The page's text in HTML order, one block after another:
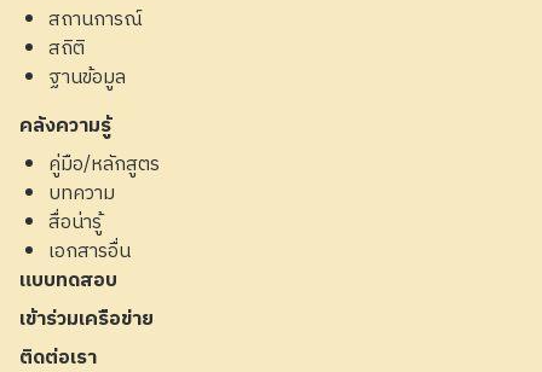
สถานการณ์
สถิติ
ฐานข้อมูล
คลังความรู้
คู่มือ/หลักสูตร
บทความ
สื่อน่ารู้
เอกสารอื่น
แบบทดสอบ
เข้าร่วมเครือข่าย
ติดต่อเรา